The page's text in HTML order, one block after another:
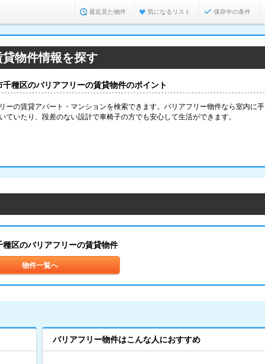
最近見た物件 気になるリスト 保存中の条件
物件情報を探す
千種区のバリアフリーの賃貸物件のポイント
ーの賃貸アパート・マンションを検索できます。バリアフリー物件なら室内に手
ていたり、段差のない設計で車椅子の方でも安心して生活ができます。
種区のバリアフリーの賃貸物件
物件一覧へ
バリアフリー物件はこんな人におすすめ